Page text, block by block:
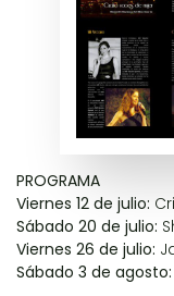
PROGRAMA
Viernes 12 de julio:
Sábado 20 de julio:
Viernes 26 de julio:
Sábado 3 de agosto: